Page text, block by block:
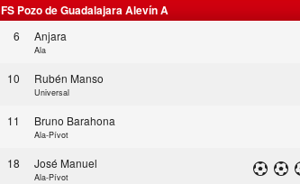
FS Pozo de Guadalajara Alevín A
6 Anjara
Ala
10 Rubén Manso
Universal
11 Bruno Barahona
Ala-Pívot
18 José Manuel
Ala-Pívot